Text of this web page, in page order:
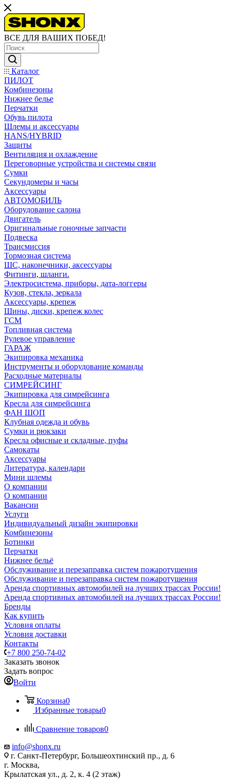
ВСЕ ДЛЯ ВАШИХ ПОБЕД!
Каталог
ПИЛОТ
Комбинезоны
Нижнее белье
Перчатки
Обувь пилота
Шлемы и аксессуары
HANS/HYBRID
Защиты
Вентиляция и охлаждение
Переговорные устройства и системы связи
Сумки
Секундомеры и часы
Аксессуары
АВТОМОБИЛЬ
Оборудование салона
Двигатель
Оригинальные гоночные запчасти
Подвеска
Трансмиссия
Тормозная система
ШС, наконечники, аксессуары
Фитинги, шланги.
Электросистема, приборы, дата-логгеры
Кузов, стекла, зеркала
Аксессуары, крепеж
Шины, диски, крепеж колес
ГСМ
Топливная система
Рулевое управление
ГАРАЖ
Экипировка механика
Инструменты и оборудование команды
Расходные материалы
СИМРЕЙСИНГ
Экипировка для симрейсинга
Кресла для симрейсинга
ФАН ШОП
Клубная одежда и обувь
Сумки и рюкзаки
Кресла офисные и складные, пуфы
Самокаты
Аксессуары
Литература, календари
Мини шлемы
О компании
О компании
Вакансии
Услуги
Индивидуальный дизайн экипировки
Комбинезоны
Ботинки
Перчатки
Нижнее бельё
Обслуживание и перезаправка систем пожаротушения
Обслуживание и перезаправка систем пожаротушения
Аренда спортивных автомобилей на лучших трассах России!
Аренда спортивных автомобилей на лучших трассах России!
Бренды
Как купить
Условия оплаты
Условия доставки
Контакты
+7 800 250-74-02
Заказать звонок
Задать вопрос
Войти
Корзина0
Избранные товары0
Сравнение товаров0
info@shonx.ru
г. Санкт-Петербург, Большеохтинский пр., д. 6
г. Москва,
Крылатская ул., д. 2, к. 4 (2 этаж)